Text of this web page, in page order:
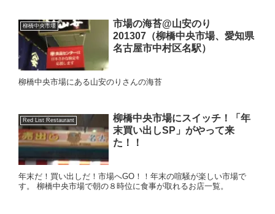
柳橋中央市場
市場の海苔@山安のり
201307（柳橋中央市場、愛知県
名古屋市中村区名駅）
柳橋中央市場にある山安のりさんの海苔
Red List Restaurant
柳橋中央市場にスイッチ！「年
末買い出しSP」がやって来
た！！
年末だ！買い出しだ！市場へGO！！年末の喧騒が楽しい市場で
す。 柳橋中央市場で朝の８時位に食事が取れるお店一覧。